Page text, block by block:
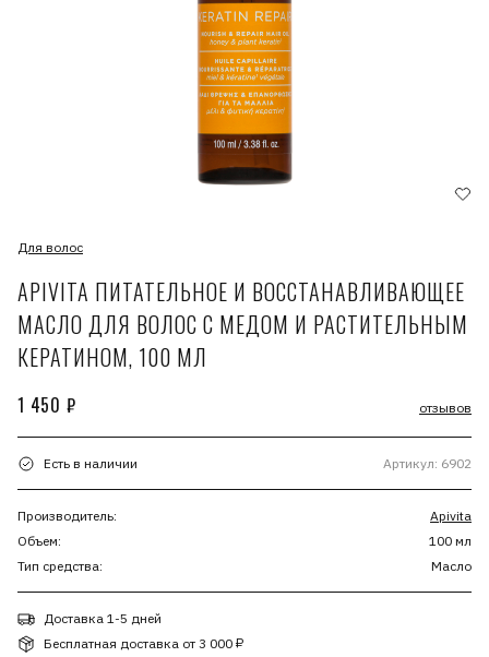
Для волос
APIVITA ПИТАТЕЛЬНОЕ И ВОССТАНАВЛИВАЮЩЕЕ
МАСЛО ДЛЯ ВОЛОС С МЕДОМ И РАСТИТЕЛЬНЫМ
КЕРАТИНОМ, 100 МЛ
1 450 ₽ отзывов
Есть в наличии Артикул: 6902
Производитель:
Apivita
Объем:
100 мл
Тип средства:
Масло
Доставка 1-5 дней
Бесплатная доставка от 3 000 ₽